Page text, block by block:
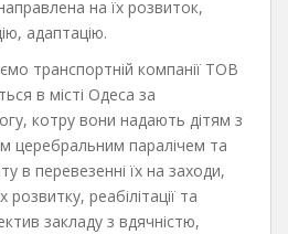
на їх розвиток,
адаптацію.
транспортній компанії ТОВ
в місті Одеса за
котру вони надають дітям з
церебральним паралічем та
в перевезенні їх на заходи,
розвитку, реабілітації та
закладу з вдячністю,